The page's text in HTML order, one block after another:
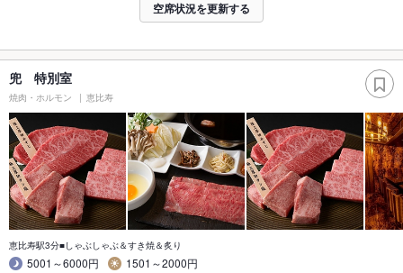
空席状況を更新する
兜 特別室
焼肉・ホルモン 恵比寿
恵比寿駅3分■しゃぶしゃぶ＆すき焼＆炙り
5001～6000円
1501～2000円